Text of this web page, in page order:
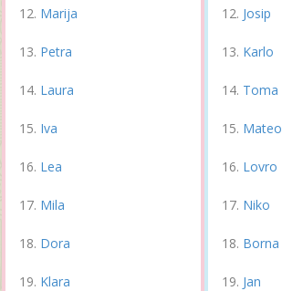
Marija
Petra
Laura
Iva
Lea
Mila
Dora
Klara
Josip
Karlo
Toma
Mateo
Lovro
Niko
Borna
Jan